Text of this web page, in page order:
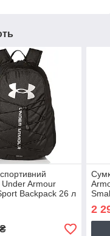
Under Armour
Backpack 26 л
2